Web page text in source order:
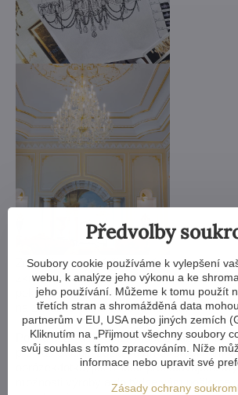
Zmenšit nebo zvětšit, vyměnit ramena,
zkrátit i prodloužit řetěz - možnosti jsou
pokud by vám to nestačilo, vyrobíme
na zakázku podle vašeho návrhu.
Pokud si z naší nabídky lustrů vůbec
pro vás svítidlo zcela na míru. Stačí nám
obrázek/fotka, jak si lustr představujete. My
možnosti výroby a do týdne vám pošleme
Předvolby
Soubory cookie používáme k vylepšení
webu, k analýze jeho výkonu a ke
jeho používání. Můžeme k tomu použít
třetích stran a shromážděná data
partnerům v EU, USA nebo jiných zemích
Kliknutím na „Přijmout všechny soubory
svůj souhlas s tímto zpracováním. Níže
informace nebo upravit své
Zásady ochrany